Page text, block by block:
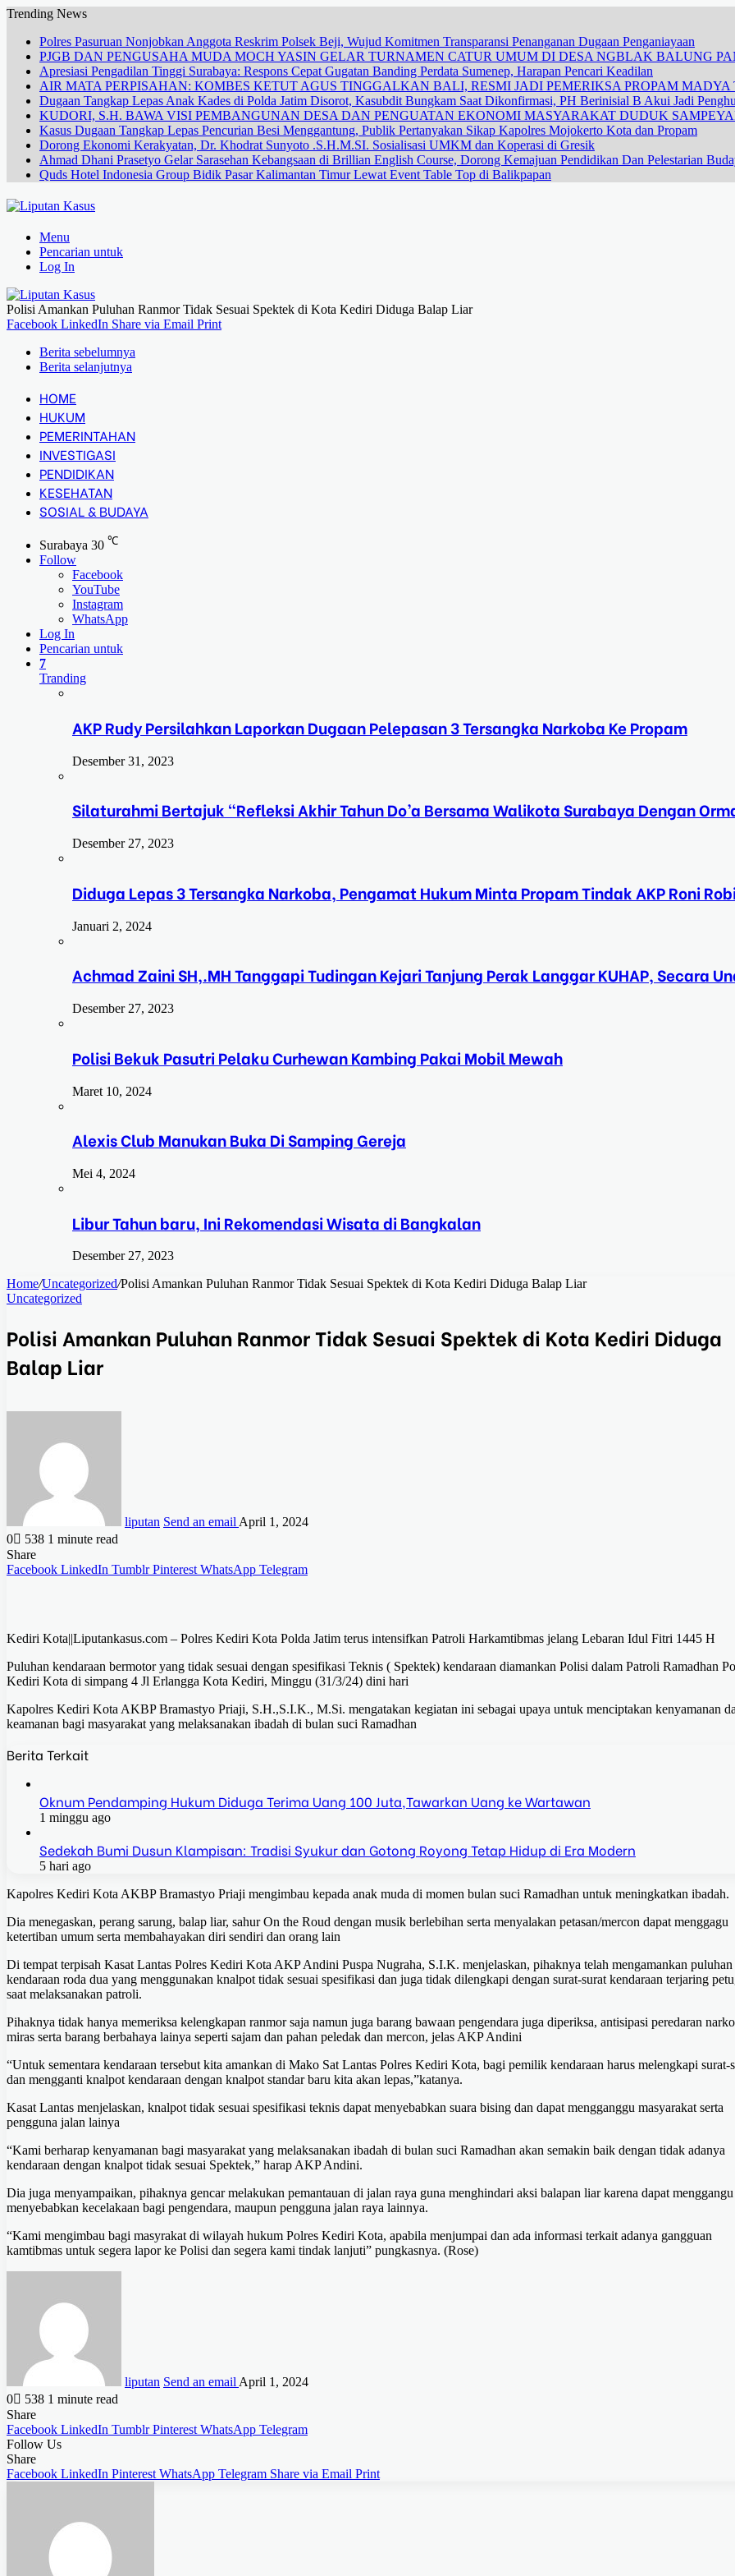
Trending News
Polres Pasuruan Nonjobkan Anggota Reskrim Polsek Beji, Wujud Komitmen Transparansi Penanganan Dugaan Penganiayaan
PJGB DAN PENGUSAHA MUDA MOCH YASIN GELAR TURNAMEN CATUR UMUM DI DESA NGBLAK BALUNG
Apresiasi Pengadilan Tinggi Surabaya: Respons Cepat Gugatan Banding Perdata Sumenep, Harapan Pencari Keadilan
AIR MATA PERPISAHAN: KOMBES KETUT AGUS TINGGALKAN BALI, RESMI JADI PEMERIKSA PROPAM
Dugaan Tangkap Lepas Anak Kades di Polda Jatim Disorot, Kasubdit Bungkam Saat Dikonfirmasi, PH Berinisial B Akui Jadi
KUDORI, S.H. BAWA VISI PEMBANGUNAN DESA DAN PENGUATAN EKONOMI MASYARAKAT DUDUK
Kasus Dugaan Tangkap Lepas Pencurian Besi Menggantung, Publik Pertanyakan Sikap Kapolres Mojokerto Kota dan Propam
Dorong Ekonomi Kerakyatan, Dr. Khodrat Sunyoto .S.H.M.SI. Sosialisasi UMKM dan Koperasi di Gresik
Ahmad Dhani Prasetyo Gelar Sarasehan Kebangsaan di Brillian English Course, Dorong Kemajuan Pendidikan Dan Pelestarian
Quds Hotel Indonesia Group Bidik Pasar Kalimantan Timur Lewat Event Table Top di Balikpapan
Menu
Pencarian untuk
Log In
Polisi Amankan Puluhan Ranmor Tidak Sesuai Spektek di Kota Kediri Diduga Balap Liar
Facebook LinkedIn Share via Email Print
Berita sebelumnya
Berita selanjutnya
HOME
HUKUM
PEMERINTAHAN
INVESTIGASI
PENDIDIKAN
KESEHATAN
SOSIAL & BUDAYA
Surabaya 30 ℃
Follow
Facebook
YouTube
Instagram
WhatsApp
Log In
Pencarian untuk
7
Tranding
AKP Rudy Persilahkan Laporkan Dugaan Pelepasan 3 Tersangka Narkoba Ke Propam
Desember 31, 2023
Silaturahmi Bertajuk “Refleksi Akhir Tahun Do’a Bersama Walikota Surabaya Dengan
Desember 27, 2023
Diduga Lepas 3 Tersangka Narkoba, Pengamat Hukum Minta Propam Tindak AKP Roni Robi
Januari 2, 2024
Achmad Zaini SH,.MH Tanggapi Tudingan Kejari Tanjung Perak Langgar KUHAP, Secara
Desember 27, 2023
Polisi Bekuk Pasutri Pelaku Curhewan Kambing Pakai Mobil Mewah
Maret 10, 2024
Alexis Club Manukan Buka Di Samping Gereja
Mei 4, 2024
Libur Tahun baru, Ini Rekomendasi Wisata di Bangkalan
Desember 27, 2023
Home/Uncategorized/Polisi Amankan Puluhan Ranmor Tidak Sesuai Spektek di Kota Kediri Diduga Balap Liar
Uncategorized
Polisi Amankan Puluhan Ranmor Tidak Sesuai Spektek di Kota Kediri Diduga
Balap Liar
liputan Send an email April 1, 2024
0
538 1 minute read
Share
Facebook LinkedIn Tumblr Pinterest WhatsApp Telegram
Kediri Kota||Liputankasus.com – Polres Kediri Kota Polda Jatim terus intensifkan Patroli Harkamtibmas jelang Lebaran Idul Fitri 1445 H
Puluhan kendaraan bermotor yang tidak sesuai dengan spesifikasi Teknis ( Spektek) kendaraan diamankan Polisi dalam Patroli Ramadhan
Kediri Kota di simpang 4 Jl Erlangga Kota Kediri, Minggu (31/3/24) dini hari
Kapolres Kediri Kota AKBP Bramastyo Priaji, S.H.,S.I.K., M.Si. mengatakan kegiatan ini sebagai upaya untuk menciptakan kenyamanan
keamanan bagi masyarakat yang melaksanakan ibadah di bulan suci Ramadhan
Berita Terkait
Oknum Pendamping Hukum Diduga Terima Uang 100 Juta,Tawarkan Uang ke Wartawan
1 minggu ago
Sedekah Bumi Dusun Klampisan: Tradisi Syukur dan Gotong Royong Tetap Hidup di Era Modern
5 hari ago
Kapolres Kediri Kota AKBP Bramastyo Priaji mengimbau kepada anak muda di momen bulan suci Ramadhan untuk meningkatkan ibadah.
Dia menegaskan, perang sarung, balap liar, sahur On the Roud dengan musik berlebihan serta menyalakan petasan/mercon dapat menggagu
ketertiban umum serta membahayakan diri sendiri dan orang lain
Di tempat terpisah Kasat Lantas Polres Kediri Kota AKP Andini Puspa Nugraha, S.I.K. menjelaskan, pihaknya telah mengamankan
kendaraan roda dua yang menggunakan knalpot tidak sesuai spesifikasi dan juga tidak dilengkapi dengan surat-surat kendaraan terjaring
saat melaksanakan patroli.
Pihaknya tidak hanya memeriksa kelengkapan ranmor saja namun juga barang bawaan pengendara juga diperiksa, antisipasi peredaran
miras serta barang berbahaya lainya seperti sajam dan pahan peledak dan mercon, jelas AKP Andini
“Untuk sementara kendaraan tersebut kita amankan di Mako Sat Lantas Polres Kediri Kota, bagi pemilik kendaraan harus melengkapi surat-
dan mengganti knalpot kendaraan dengan knalpot standar baru kita akan lepas,”katanya.
Kasat Lantas menjelaskan, knalpot tidak sesuai spesifikasi teknis dapat menyebabkan suara bising dan dapat mengganggu masyarakat serta
pengguna jalan lainya
“Kami berharap kenyamanan bagi masyarakat yang melaksanakan ibadah di bulan suci Ramadhan akan semakin baik dengan tidak adanya
kendaraan dengan knalpot tidak sesuai Spektek,” harap AKP Andini.
Dia juga menyampaikan, pihaknya gencar melakukan pemantauan di jalan raya guna menghindari aksi balapan liar karena dapat menggangu
menyebabkan kecelakaan bagi pengendara, maupun pengguna jalan raya lainnya.
“Kami mengimbau bagi masyrakat di wilayah hukum Polres Kediri Kota, apabila menjumpai dan ada informasi terkait adanya gangguan
kamtibmas untuk segera lapor ke Polisi dan segera kami tindak lanjuti” pungkasnya. (Rose)
liputan Send an email April 1, 2024
0
538 1 minute read
Share
Facebook LinkedIn Tumblr Pinterest WhatsApp Telegram
Follow Us
Share
Facebook LinkedIn Pinterest WhatsApp Telegram Share via Email Print